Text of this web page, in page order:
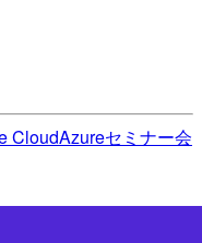
CloudAzureセミナー会